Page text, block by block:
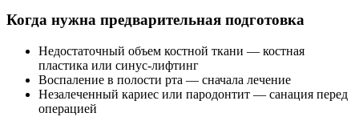
Когда нужна предварительная подготовка
Недостаточный объем костной ткани — костная
пластика или синус-лифтинг
Воспаление в полости рта — сначала лечение
Незалеченный кариес или пародонтит — санация перед
операцией